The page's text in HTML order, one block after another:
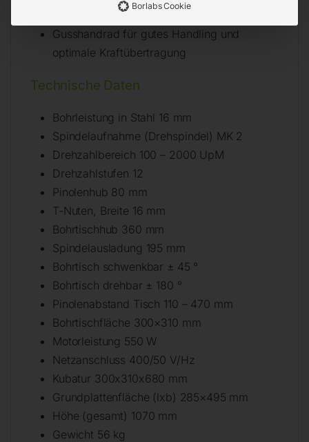
Gusshandrad für gutes Handling und
optimale Kraftübertragung
Technische Daten
Bohrleistung in Stahl 16 mm
Spindelaufnahme (Drehspindel) MK 2
Drehzahlbereich 100 – 2000 UpM
Drehzahlstufen 12
Pinolenhub 80 mm
T-Nuten, Breite 16 mm
Bohrtischhub 360 mm
Spindelausladung 195 mm
Bohrtisch schwenkbar ± 45 °
Bohrtisch drehbar ± 180 °
Pinolenabstand Tisch 110 – 470 mm
Bohrtischfläche 300×310 mm
Motorleistung 550 W
Netzanschluss 400/50 V/Hz
Kubatur 300x310x680 mm
Grundplattenfläche (lxb) 285×495 mm
Höhe (gesamt) 1070 mm
Gewicht 56 kg
Borlabs Cookie